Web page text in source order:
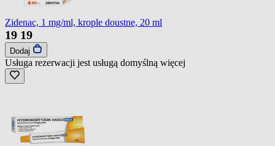
Zidenac, 1 mg/ml, krople doustne, 20 ml
19 19
Dodaj
Usługa rezerwacji jest usługą domyślną więcej